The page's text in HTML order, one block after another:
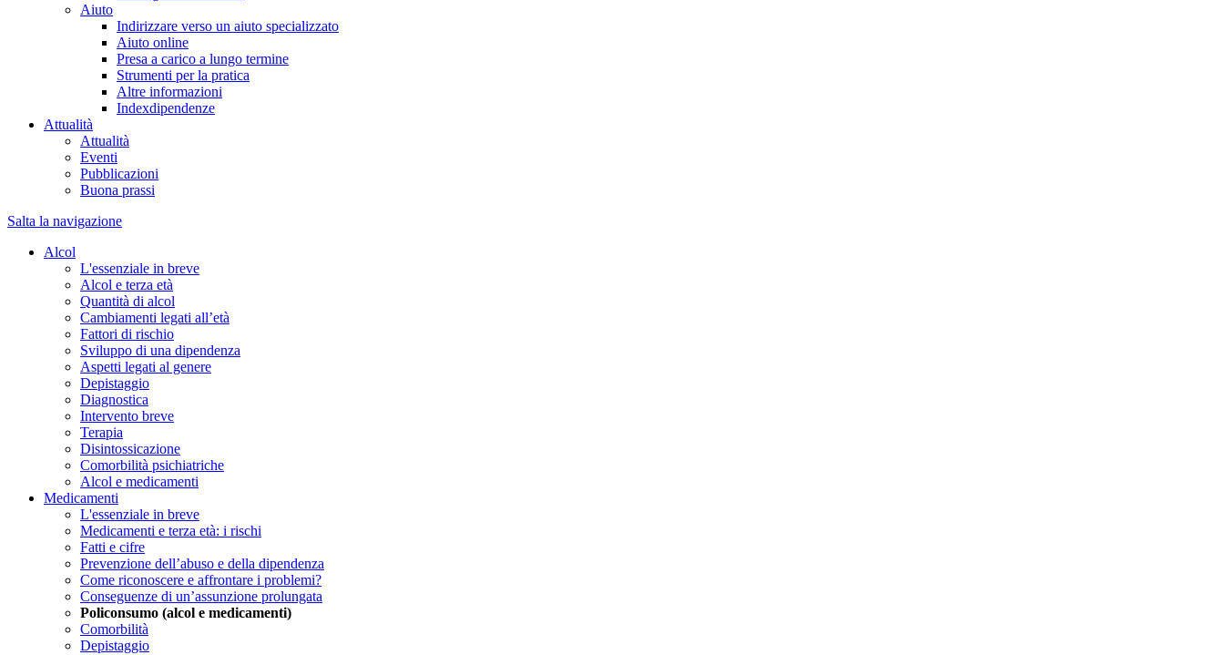
Aiuto
Indirizzare verso un aiuto specializzato
Aiuto online
Presa a carico a lungo termine
Strumenti per la pratica
Altre informazioni
Indexdipendenze
Attualità
Attualità
Eventi
Pubblicazioni
Buona prassi
Salta la navigazione
Alcol
L'essenziale in breve
Alcol e terza età
Quantità di alcol
Cambiamenti legati all’età
Fattori di rischio
Sviluppo di una dipendenza
Aspetti legati al genere
Depistaggio
Diagnostica
Intervento breve
Terapia
Disintossicazione
Comorbilità psichiatriche
Alcol e medicamenti
Medicamenti
L'essenziale in breve
Medicamenti e terza età: i rischi
Fatti e cifre
Prevenzione dell’abuso e della dipendenza
Come riconoscere e affrontare i problemi?
Conseguenze di un’assunzione prolungata
Policonsumo (alcol e medicamenti)
Comorbilità
Depistaggio